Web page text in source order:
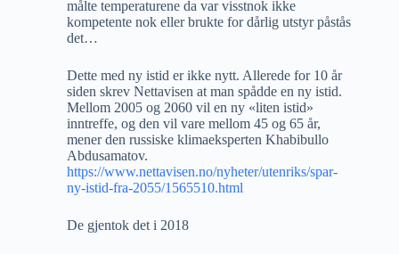
målte temperaturene da var visstnok ikke
kompetente nok eller brukte for dårlig utstyr påstås
det…
Dette med ny istid er ikke nytt. Allerede for 10 år
siden skrev Nettavisen at man spådde en ny istid.
Mellom 2005 og 2060 vil en ny «liten istid»
inntreffe, og den vil vare mellom 45 og 65 år,
mener den russiske klimaeksperten Khabibullo
Abdusamatov.
https://www.nettavisen.no/nyheter/utenriks/spar-
ny-istid-fra-2055/1565510.html
De gjentok det i 2018